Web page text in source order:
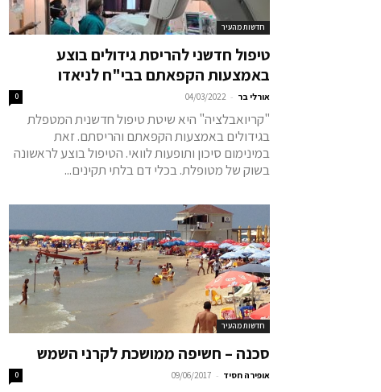
חדשות מהעיר
טיפול חדשני להריסת גידולים בוצע
באמצעות הקפאתם בבי"ח לניאדו
אורלי בר -
04/03/2022
0
"קריואבלציה" היא שיטת טיפול חדשנית המטפלת
בגידולים באמצעות הקפאתם והריסתם. זאת
במינימום סיכון ותופעות לוואי. הטיפול בוצע לראשונה
בשוק של מטופלת. בכלי דם בלתי תקינים...
חדשות מהעיר
סכנה – חשיפה ממושכת לקרני השמש
אופירה חסיד -
09/06/2017
0